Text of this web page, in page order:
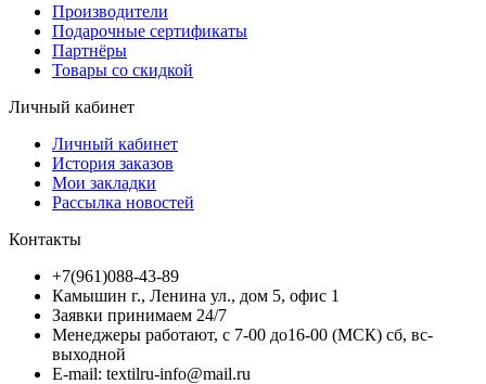
Производители
Подарочные сертификаты
Партнёры
Товары со скидкой
Личный кабинет
Личный кабинет
История заказов
Мои закладки
Рассылка новостей
Контакты
+7(961)088-43-89
Камышин г., Ленина ул., дом 5, офис 1
Заявки принимаем 24/7
Менеджеры работают, с 7-00 до16-00 (МСК) сб, вс-
выходной
E-mail: textilru-info@mail.ru